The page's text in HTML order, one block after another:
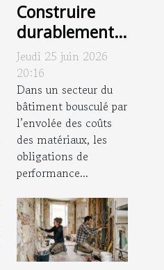
Construire
durablement :
ces
réalisations
qui
réinventent
nos espaces de
vie
Jeudi 25 juin 2026
20:16
Dans un secteur du
bâtiment bousculé par
l’envolée des coûts
des matériaux, les
obligations de
performance...